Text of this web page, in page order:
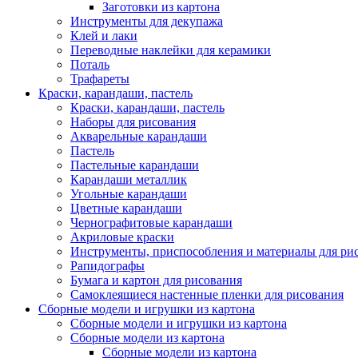
Заготовки из картона
Инструменты для декупажа
Клей и лаки
Переводные наклейки для керамики
Поталь
Трафареты
Краски, карандаши, пастель
Краски, карандаши, пастель
Наборы для рисования
Акварельные карандаши
Пастель
Пастельные карандаши
Карандаши металлик
Угольные карандаши
Цветные карандаши
Чернографитовые карандаши
Акриловые краски
Инструменты, приспособления и материалы для
Рапидографы
Бумага и картон для рисования
Самоклеящиеся настенные пленки для рисования
Сборные модели и игрушки из картона
Сборные модели и игрушки из картона
Сборные модели из картона
Сборные модели из картона